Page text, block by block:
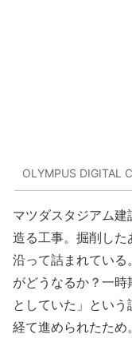
OLYMPUS DIGITAL
マツダスタジアム
造る工事。掘削し
沿って詰まれてい
がどうなるか？一
としていた」とい
経て進められたため。